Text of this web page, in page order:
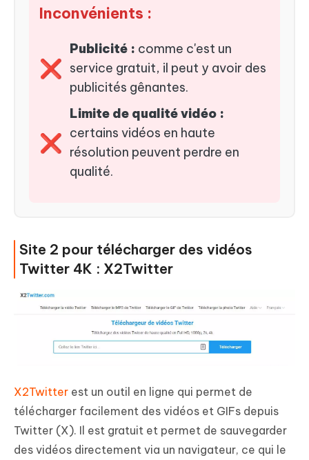
Inconvénients :
❌
Publicité : comme c'est un
service gratuit, il peut y avoir des
publicités gênantes.
❌
Limite de qualité vidéo :
certains vidéos en haute
résolution peuvent perdre en
qualité.
Site 2 pour télécharger des vidéos
Twitter 4K : X2Twitter
X2Twitter est un outil en ligne qui permet de
télécharger facilement des vidéos et GIFs depuis
Twitter (X). Il est gratuit et permet de sauvegarder
des vidéos directement via un navigateur, ce qui le